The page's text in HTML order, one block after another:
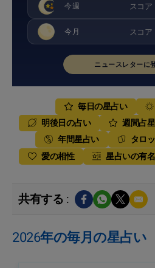
今週 スコア
今月 スコア
ニュースレターに
毎日の星占い
明後日の占い
週間占
年間星占い
タロ
愛の相性
星占いの有
共有する :
2026年の毎月の星占い